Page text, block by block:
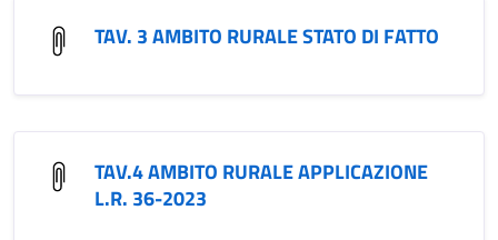
TAV. 3 AMBITO RURALE STATO DI FATTO
TAV.4 AMBITO RURALE APPLICAZIONE
L.R. 36-2023